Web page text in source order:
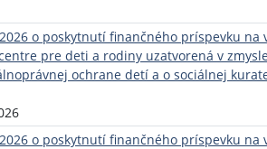
o poskytnutí finančného príspevku na
pre deti a rodiny uzatvorená v
ochrane detí a o sociálnej
o poskytnutí finančného príspevku na